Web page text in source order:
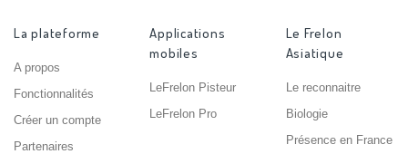
La plateforme
A propos
Fonctionnalités
Créer un compte
Partenaires
Applications
mobiles
LeFrelon Pisteur
LeFrelon Pro
Le Frelon
Asiatique
Le reconnaitre
Biologie
Présence en France